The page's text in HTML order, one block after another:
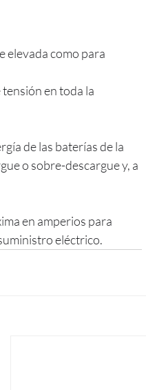
elevada como para
en toda la
de las baterías de la
o sobre-descargue y, a
en amperios para
eléctrico.